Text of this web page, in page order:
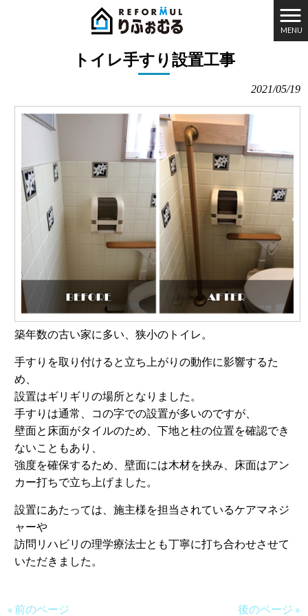
MENU
施工実績 > 福祉住宅改修 トイレ手すり設置工事
トイレ手すり設置工事
2021/05/19
築年数の古い家に多い、狭小のトイレ。
手すりを取り付けると立ち上がりの動作に影響するた
め、
設置はギリギリの場所となりました。
手すりは通常、コの字での設置が多いのですが、
壁面と床面がタイルのため、下地と柱の位置を確認でき
ないこともあり、
強度を確保するため、壁面には木材を挟み、床面はアン
カー打ちで立ち上げました。
設置にあたっては、施主様を担当されているケアマネジ
ャーや
訪問リハビリの理学療法士とも丁寧に打ち合わせさせて
いただきました。
« 前のページ 後のページ »